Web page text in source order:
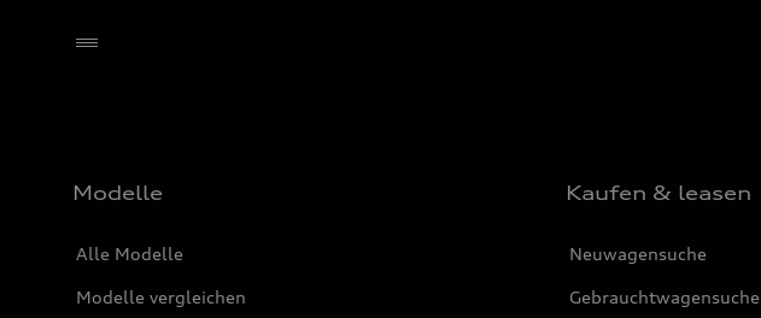
Modelle
Alle Modelle
Modelle vergleichen
Kaufen & leasen
Neuwagensuche
Gebrauchtwagensuche